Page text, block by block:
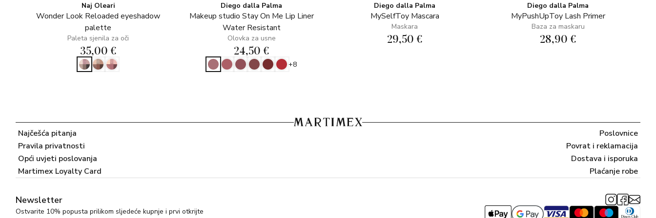
Naj Oleari
Wonder Look Reloaded eyeshadow
palette
Paleta sjenila za oči
35,00 €
Diego dalla Palma
Makeup studio Stay On Me Lip Liner
Water Resistant
Olovka za usne
24,50 €
+8
Diego dalla Palma
MySelfToy Mascara
Maskara
29,50 €
Diego dalla Palma
MyPushUpToy Lash Primer
Baza za maskaru
28,90 €
Najčešća pitanja
Pravila privatnosti
Opći uvjeti poslovanja
Martimex Loyalty Card
Poslovnice
Povrat i reklamacija
Dostava i isporuka
Plaćanje robe
Newsletter
Ostvarite 10% popusta prilikom sljedeće kupnje i prvi otkrijte